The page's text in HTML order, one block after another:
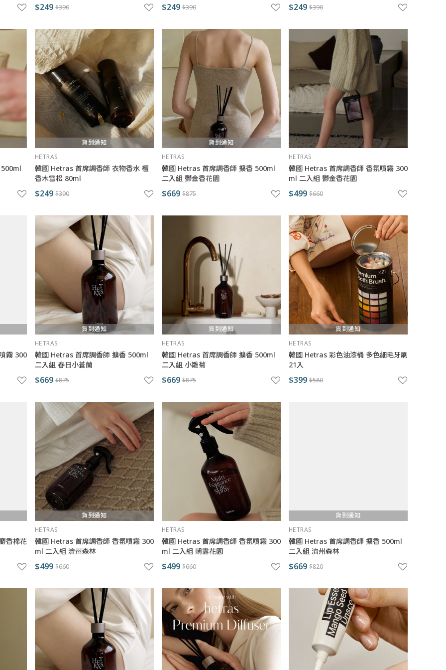
$249 $390 $249 $390 $249 $390
貨到通知
HETRAS
韓國 Hetras 首席調香師 衣物香水 檀
香木雪松 80ml
$249 $390
貨到通知
HETRAS
韓國 Hetras 首席調香師 擴香 500ml
二入組 鬱金香花園
$669 $875
HETRAS
韓國 Hetras 首席調香師 香氛噴霧 300
ml 二入組 鬱金香花園
$499 $660
霧 300
貨到通知
HETRAS
韓國 Hetras 首席調香師 擴香 500ml
二入組 春日小蒼蘭
$669 $875
貨到通知
HETRAS
韓國 Hetras 首席調香師 擴香 500ml
二入組 小雛菊
$669 $875
貨到通知
HETRAS
韓國 Hetras 彩色油漆桶 多色細毛牙刷
21入
$399 $580
香棉花
貨到通知
HETRAS
韓國 Hetras 首席調香師 香氛噴霧 300
ml 二入組 濟州森林
$499 $660
HETRAS
韓國 Hetras 首席調香師 香氛噴霧 300
ml 二入組 朝露花園
$499 $660
貨到通知
HETRAS
韓國 Hetras 首席調香師 擴香 500ml
二入組 濟州森林
$669 $820